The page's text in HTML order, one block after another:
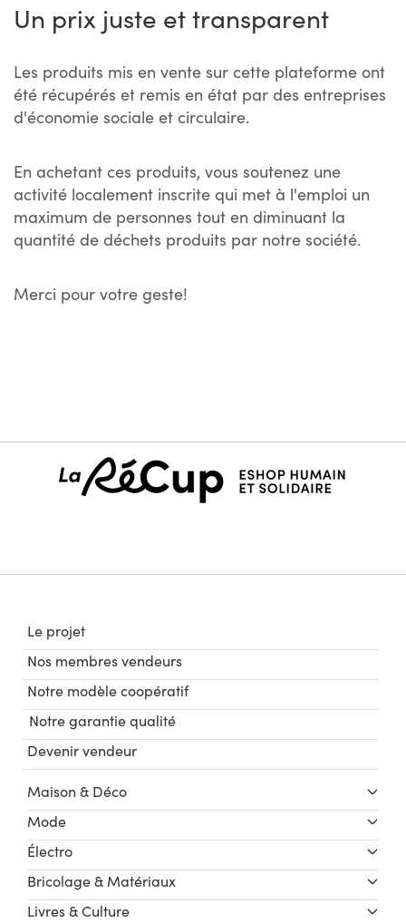
Un prix juste et transparent
Les produits mis en vente sur cette plateforme ont
été récupérés et remis en état par des entreprises
d'économie sociale et circulaire.
En achetant ces produits, vous soutenez une
activité localement inscrite qui met à l'emploi un
maximum de personnes tout en diminuant la
quantité de déchets produits par notre société.
Merci pour votre geste!
Le projet
Nos membres vendeurs
Notre modèle coopératif
Notre garantie qualité
Devenir vendeur
Maison & Déco
Mode
Électro
Bricolage & Matériaux
Livres & Culture